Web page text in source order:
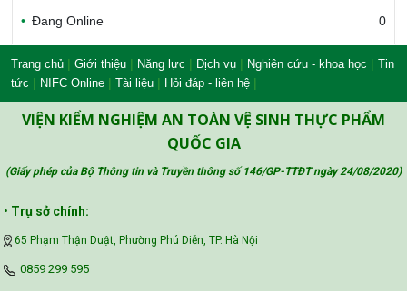
Công đoàn Y tế Việt Nam
Safe Food for Growth Project (SAFEGRO)
Vietnam Center for Food Safety Risk
Đang Online
0
Trang chủ | Giới thiệu | Năng lực | Dịch vụ | Nghiên cứu - khoa học | Tin
tức | NIFC Online | Tài liệu | Hỏi đáp - liên hệ |
VIỆN KIỂM NGHIỆM AN TOÀN VỆ SINH THỰC PHẨM
QUỐC GIA
(Giấy phép của Bộ Thông tin và Truyền thông số 146/GP-TTĐT ngày 24/08/2020)
• Trụ sở chính:
65 Phạm Thận Duật, Phường Phú Diễn, TP. Hà Nội
‪0859 299 595‬